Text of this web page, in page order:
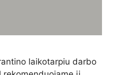
laikotarpiu darbo